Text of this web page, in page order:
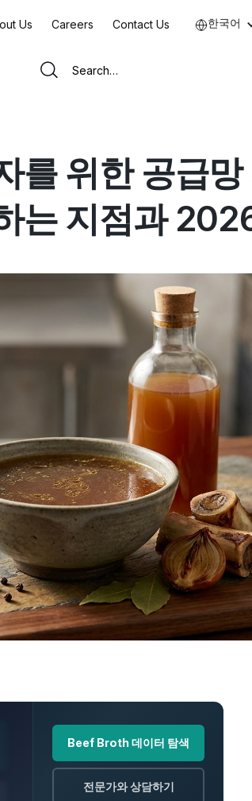
Us Careers Contact Us 한국어
를 위한 공급
는 지점과
Beef Broth 데이터 탐색
전문가와 상담하기